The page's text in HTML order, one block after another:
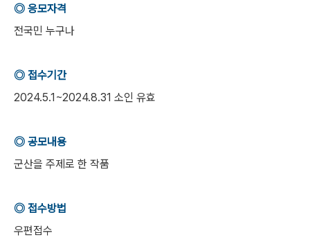
◎ 응모자격
전국민 누구나
◎ 접수기간
2024.5.1~2024.8.31 소인 유효
◎ 공모내용
군산을 주제로 한 작품
◎ 접수방법
우편접수